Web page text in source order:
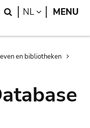
Search
NL LANGUAGE
MENU
en bibliotheken